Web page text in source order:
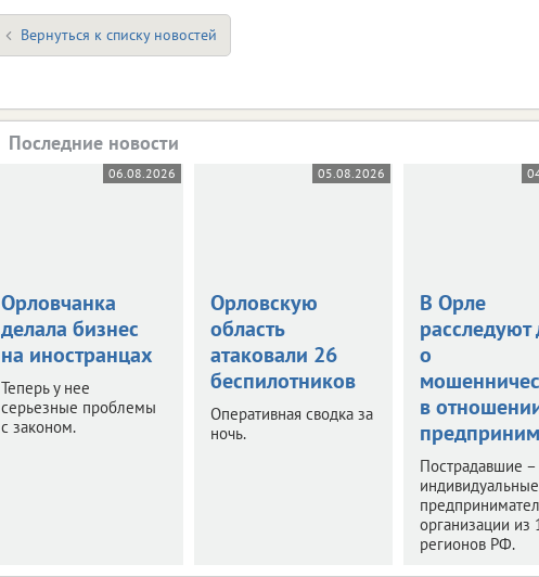
Вернуться к списку новостей
Последние новости
06.08.2026
Орловчанка
делала бизнес
на иностранцах
Теперь у нее
серьезные проблемы
с законом.
05.08.2026
Орловскую
область
атаковали 26
беспилотников
Оперативная сводка за
ночь.
В Орле
расследуют
о
в
Пострадавшие –
индивидуальные
организации из
регионов РФ.